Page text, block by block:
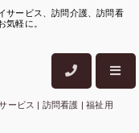
サービス、訪問介護、訪問看
気軽に。
ービス | 訪問看護 | 福祉用